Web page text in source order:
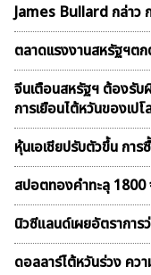
James Bullard กล่าว
ตลาดเเรงงานสหรัฐฯต
จีนเตือนสหรัฐฯ ต้องรับ
การเยือนไต้หวันของเปโ
หุ้นเอเชียปรับตัวขึ้น การ
สปอตทองคำทะลุ 1800
นิวซีแลนด์เผยอัตราการ
ดอลลาร์ไต้หวันร่วง คว